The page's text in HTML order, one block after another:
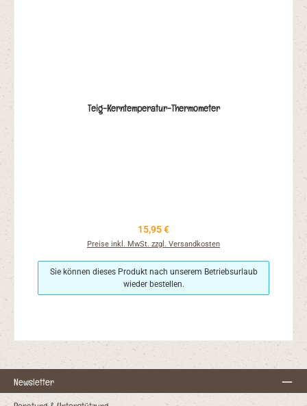
Teig-Kerntemperatur-Thermometer
Regulärer Preis:
15,95 €
Preise inkl. MwSt. zzgl. Versandkosten
Sie können dieses Produkt nach unserem Betriebsurlaub
wieder bestellen.
Newsletter